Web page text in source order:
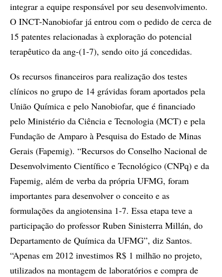
integrar a equipe responsável por seu desenvolvimento.
O INCT-Nanobiofar já entrou com o pedido de cerca de
15 patentes relacionadas à exploração do potencial
terapêutico da ang-(1-7), sendo oito já concedidas.
Os recursos financeiros para realização dos testes
clínicos no grupo de 14 grávidas foram aportados pela
União Química e pelo Nanobiofar, que é financiado
pelo Ministério da Ciência e Tecnologia (MCT) e pela
Fundação de Amparo à Pesquisa do Estado de Minas
Gerais (Fapemig). “Recursos do Conselho Nacional de
Desenvolvimento Científico e Tecnológico (CNPq) e da
Fapemig, além de verba da própria UFMG, foram
importantes para desenvolver o conceito e as
formulações da angiotensina 1-7. Essa etapa teve a
participação do professor Ruben Sinisterra Millán, do
Departamento de Química da UFMG”, diz Santos.
“Apenas em 2012 investimos R$ 1 milhão no projeto,
utilizados na montagem de laboratórios e compra de